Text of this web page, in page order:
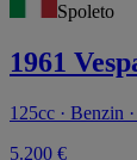
Spoleto
1961
125cc · Benzin
5.200 €